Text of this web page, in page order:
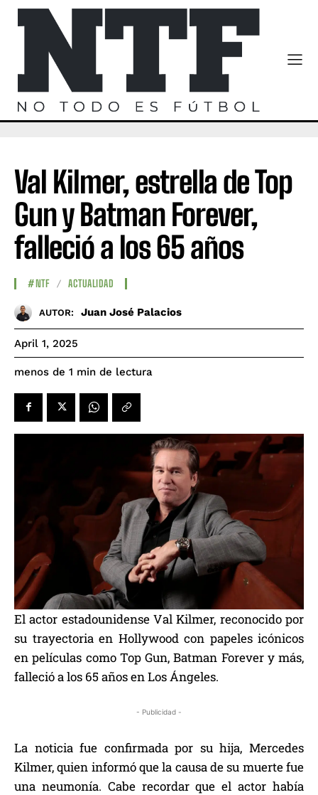
Val Kilmer, estrella de Top
Gun y Batman Forever,
falleció a los 65 años
#NTF ACTUALIDAD
AUTOR: Juan José Palacios
April 1, 2025
menos de 1 min de lectura
El actor estadounidense Val Kilmer, reconocido por
su trayectoria en Hollywood con papeles icónicos
en películas como Top Gun, Batman Forever y más,
falleció a los 65 años en Los Ángeles.
- Publicidad -
La noticia fue confirmada por su hija, Mercedes
Kilmer, quien informó que la causa de su muerte fue
una neumonía. Cabe recordar que el actor había